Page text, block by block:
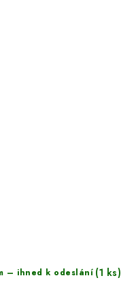
– ihned k odeslání (1 ks)